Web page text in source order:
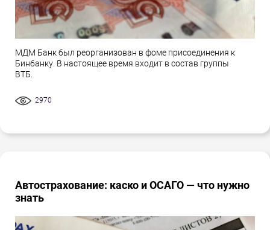
МДМ Банк был реорганизован в фоме присоединения к
Бинбанку. В настоящее время входит в состав группы
ВТБ.
2970
Автострахование: каско и ОСАГО — что нужно
знать